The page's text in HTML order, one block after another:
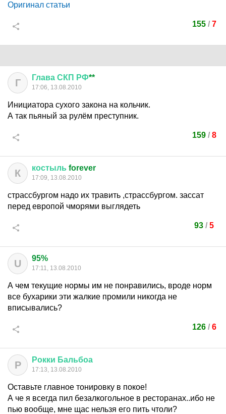
Оригинал статьи
155/ 7
Г Глава СКП РФ**
17:06, 13.08.2010
Инициатора сухого закона на кольчик.
А так пьяный за рулём преступник.
159/ 8
К костыль forever
17:09, 13.08.2010
страссбургом надо их травить ,страссбургом. зассат
перед европой чморями выглядеть
93 / 5
U 95%
17:11, 13.08.2010
А чем текущие нормы им не понравились, вроде норм
все бухарики эти жалкие промили никогда не
вписывались?
126/ 6
Р Рокки Бальбоа
17:13, 13.08.2010
Оставьте главное тонировку в покое!
А че я всегда пил безалкогольное в ресторанах..ибо не
пью вообще, мне щас нельзя его пить чтоли?